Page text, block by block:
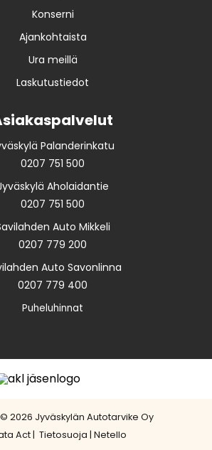
Konserni
Ajankohtaista
Ura meillä
Laskutustiedot
Palanderinkatu
0207 751 500
Aholaidantie
0207 751 500
Auto Mikkeli
0207 779 200
Auto Savonlinna
0207 779 400
Puheluhinnat
2026 Jyväskylän Autotarvike Oy
Act | Tietosuoja | Netello